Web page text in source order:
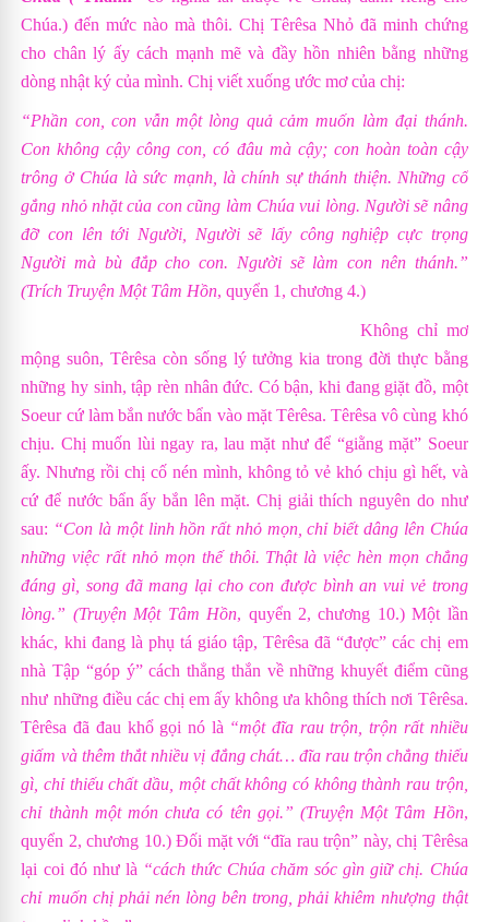
Chúa.) đến mức nào mà thôi. Chị Têrêsa Nhỏ đã minh chứng
cho chân lý ấy cách mạnh mẽ và đầy hồn nhiên bằng những
dòng nhật ký của mình. Chị viết xuống ước mơ của chị:
“Phần con, con vẫn một lòng quả cảm muốn làm đại thánh.
Con không cậy công con, có đâu mà cậy; con hoàn toàn cậy
trông ở Chúa là sức mạnh, là chính sự thánh thiện. Những cố
gắng nhỏ nhặt của con cũng làm Chúa vui lòng. Người sẽ nâng
đỡ con lên tới Người, Người sẽ lấy công nghiệp cực trọng
Người mà bù đắp cho con. Người sẽ làm con nên thánh.”
(Trích Truyện Một Tâm Hồn, quyển 1, chương 4.)
Không chỉ mơ
mộng suôn, Têrêsa còn sống lý tưởng kia trong đời thực bằng
những hy sinh, tập rèn nhân đức. Có bận, khi đang giặt đồ, một
Soeur cứ làm bắn nước bẩn vào mặt Têrêsa. Têrêsa vô cùng khó
chịu. Chị muốn lùi ngay ra, lau mặt như để “giằng mặt” Soeur
ấy. Nhưng rồi chị cố nén mình, không tỏ vẻ khó chịu gì hết, và
cứ để nước bẩn ấy bắn lên mặt. Chị giải thích nguyên do như
sau: “Con là một linh hồn rất nhỏ mọn, chỉ biết dâng lên Chúa
những việc rất nhỏ mọn thế thôi. Thật là việc hèn mọn chẳng
đáng gì, song đã mang lại cho con được bình an vui vẻ trong
lòng.” (Truyện Một Tâm Hồn, quyển 2, chương 10.)Một lần
khác, khi đang là phụ tá giáo tập, Têrêsa đã “được” các chị em
nhà Tập “góp ý” cách thẳng thắn về những khuyết điểm cũng
như những điều các chị em ấy không ưa không thích nơi Têrêsa.
Têrêsa đã đau khổ gọi nó là “một đĩa rau trộn, trộn rất nhiều
giấm và thêm thắt nhiều vị đắng chát… đĩa rau trộn chẳng thiếu
gì, chỉ thiếu chất dầu, một chất không có không thành rau trộn,
chỉ thành một món chưa có tên gọi.” (Truyện Một Tâm Hồn,
quyển 2, chương 10.) Đối mặt với “đĩa rau trộn” này, chị Têrêsa
lại coi đó như là “cách thức Chúa chăm sóc gìn giữ chị. Chúa
chỉ muốn chị phải nén lòng bên trong, phải khiêm nhượng thật